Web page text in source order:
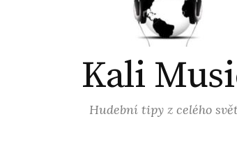
Kali
Hudební tipy z celého